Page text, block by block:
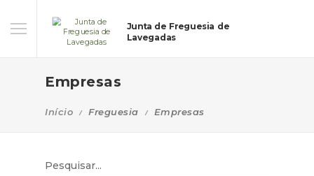
Junta de Freguesia de
Lavegadas
Empresas
Início Freguesia Empresas